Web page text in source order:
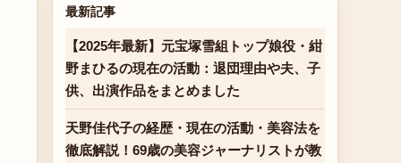
最新記事
【2025年最新】元宝塚雪組トップ娘役・紺
野まひるの現在の活動：退団理由や夫、子
供、出演作品をまとめました
天野佳代子の経歴・現在の活動・美容法を
徹底解説！69歳の美容ジャーナリストが教